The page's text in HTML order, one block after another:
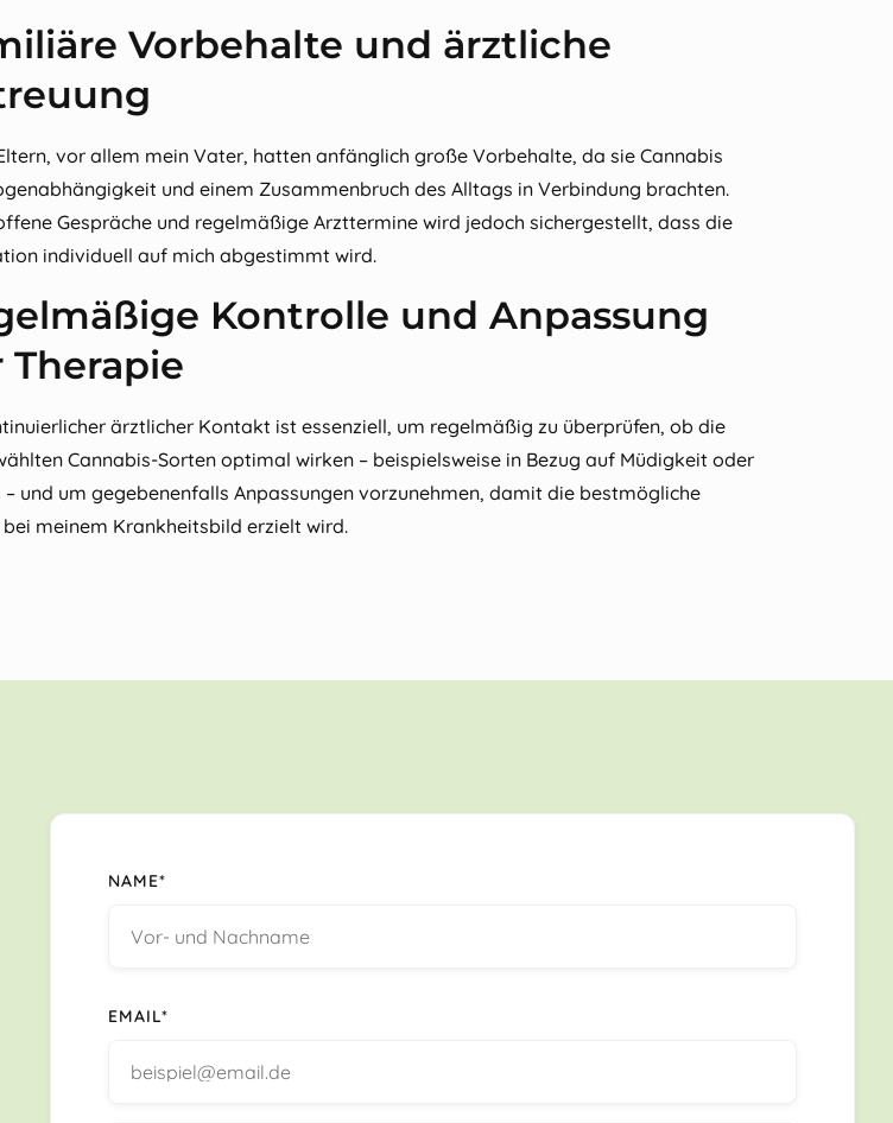
Vorbehalte und ärztliche
vor allem mein Vater, hatten anfänglich große Vorbehalte, da sie Cannabis
und einem Zusammenbruch des Alltags in Verbindung brachten.
Gespräche und regelmäßige Arzttermine wird jedoch sichergestellt, dass die
individuell auf mich abgestimmt wird.
Kontrolle und Anpassung
Therapie
ärztlicher Kontakt ist essenziell, um regelmäßig zu überprüfen, ob die
Cannabis-Sorten optimal wirken – beispielsweise in Bezug auf Müdigkeit oder
– und um gegebenenfalls Anpassungen vorzunehmen, damit die bestmögliche
bei meinem Krankheitsbild erzielt wird.
NAME*
EMAIL*